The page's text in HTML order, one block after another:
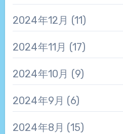
2024年12月 (11)
2024年11月 (17)
2024年10月 (9)
2024年9月 (6)
2024年8月 (15)